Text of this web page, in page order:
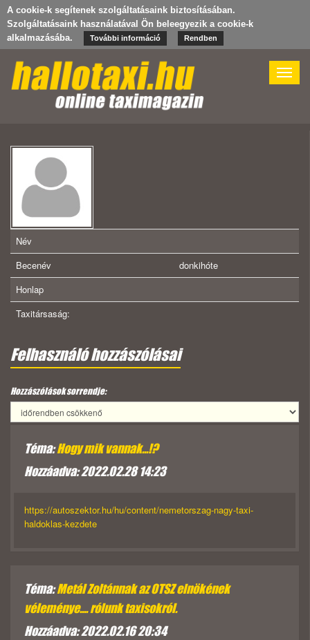
A cookie-k segítenek szolgáltatásaink biztosításában.
Szolgáltatásaink használatával Ön beleegyezik a cookie-k
alkalmazásába.
További információ Rendben
Toggle
Név
Becenév
donkihóte
Honlap
Taxitársaság:
Felhasználó hozzászólásai
Hozzászólások sorrendje:
Téma:Hogy mik vannak...!?
Hozzáadva: 2022.02.28 14:23
https://autoszektor.hu/hu/content/nemetorszag-nagy-taxi-
haldoklas-kezdete
Téma:Metál Zoltánnak az OTSZ elnökének
véleménye.... rólunk taxisokról.
Hozzáadva: 2022.02.16 20:34